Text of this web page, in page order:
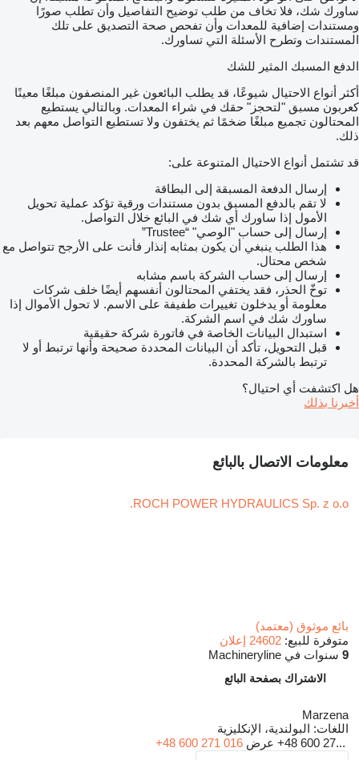
ساورك شك، فلا تخاف من طلب توضيح التفاصيل وأن تطلب صورًا
ومستندات إضافية للمعدات وأن تفحص صحة التصديق على تلك
المستندات وتطرح الأسئلة التي تساورك.
الدفع المسبك المثير للشك
أكثر أنواع الاحتيال شيوعًا، قد يطلب البائعون غير المنصفون مبلغًا معينًا
كعربون مسبق "لتحجز" حقك في شراء المعدات. وبالتالي يستطيع
المحتالون تجميع مبلغًا ضخمًا ثم يختفون ولا تستطيع التواصل معهم بعد
ذلك.
قد تشتمل أنواع الاحتيال المتنوعة على:
إرسال الدفعة المسبقة إلى البطاقة
لا تقم بالدفع المسبق بدون مستندات ورقية تؤكد عملية تحويل
الأمول إذا ساورك أي شك في البائع خلال التواصل.
إرسال إلى حساب "الوصي" “Trustee”
هذا الطلب ينبغي أن يكون بمثابه إنذار فأنت على الأرجح تتواصل مع
شخص محتال.
إرسال إلى حساب الشركة باسم مشابه
توخّ الحذر، فقد يختفي المحتالون أنفسهم أيضًا خلف شركات
معلومة أو يدخلون تغييرات طفيفة على الاسم. لا تحول الأموال إذا
ساورك شك في اسم الشركة.
استبدال البيانات الخاصة في فاتورة شركة حقيقية
قبل التحويل، تأكد أن البيانات المحددة صحيحة وأنها ترتبط أو لا
ترتبط بالشركة المحددة.
هل اكتشفت أي احتيال؟
أخبرنا بذلك
معلومات الاتصال بالبائع
ROCH POWER HYDRAULICS Sp. z o.o.
بائع موثوق (معتمد)
متوفرة للبيع: 24602 إعلان
9 سنوات في Machineryline
الاشتراك بصفحة البائع
Marzena
اللغات: البولندية، الإنكليزية
+48 600 27... عرض +48 600 271 016